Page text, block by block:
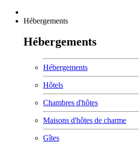
Hébergements
Hébergements
Hébergements
Hôtels
Chambres d'hôtes
Maisons d'hôtes de charme
Gîtes